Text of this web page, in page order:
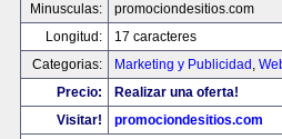
Minusculas:
promociondesitios.com
Longitud:
17 caracteres
Categorias:
Marketing y Publicidad ,
Precio:
Realizar una oferta!
Visitar!
promociondesitios.com